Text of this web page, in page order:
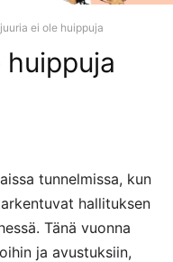
ei ole huippuja
huippuja
tunnelmissa, kun
hallituksen
Tänä vuonna
ja avustuksiin,